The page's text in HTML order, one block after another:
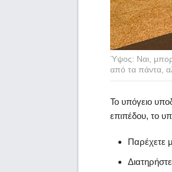
Ύψος: Ναι,
από τα πάντα,
Το υπόγειο
επιπέδου, το
Παρέχετε